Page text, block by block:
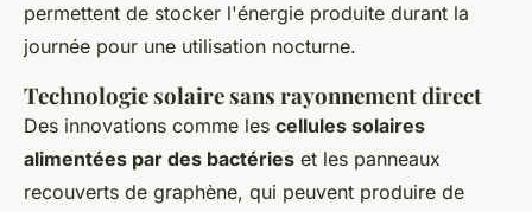
permettent de stocker l'énergie produite durant la
journée pour une utilisation nocturne.
Technologie solaire sans rayonnement direct
Des innovations comme les cellules solaires
alimentées par des bactéries et les panneaux
recouverts de graphène, qui peuvent produire de